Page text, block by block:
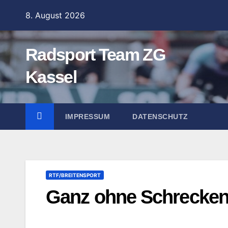
springen
8. August 2026
Radsport Team ZG
Kassel
IMPRESSUM DATENSCHUTZ
RTF/BREITENSPORT
Ganz ohne